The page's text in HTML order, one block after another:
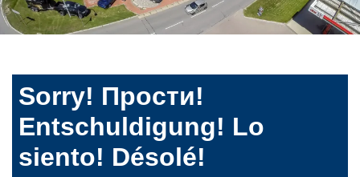
Sorry! Прости!
Entschuldigung! Lo
siento! Désolé!